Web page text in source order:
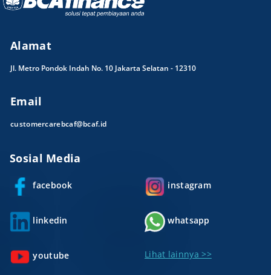
Alamat
Jl. Metro Pondok Indah No. 10 Jakarta Selatan - 12310
Email
customercarebcaf@bcaf.id
Sosial Media
facebook instagram
linkedin whatsapp
youtube Lihat lainnya >>